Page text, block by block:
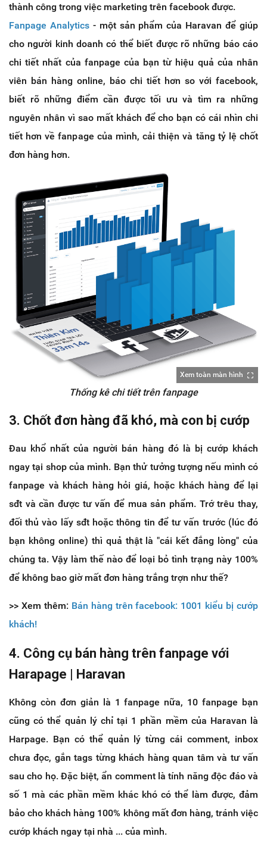
thành công trong việc marketing trên facebook được.
Fanpage Analytics- một sản phẩm của Haravan để giúp
cho người kinh doanh có thể biết được rõ những báo cáo
chi tiết nhất của fanpage của bạn từ hiệu quả của nhân
viên bán hàng online, báo chi tiết hơn so với facebook,
biết rõ những điểm cần được tối ưu và tìm ra những
nguyên nhân vì sao mất khách để cho bạn có cái nhìn chi
tiết hơn về fanpage của mình, cải thiện và tăng tỷ lệ chốt
đơn hàng hơn.
Xem toàn màn hình
Thống kê chi tiết trên fanpage
3. Chốt đơn hàng đã khó, mà con bị cướp
Đau khổ nhất của người bán hàng đó là bị cướp khách
ngay tại shop của mình. Bạn thử tưởng tượng nếu mình có
fanpage và khách hàng hỏi giá, hoặc khách hàng để lại
sđt và cần được tư vấn để mua sản phẩm. Trớ trêu thay,
đối thủ vào lấy sđt hoặc thông tin để tư vấn trước (lúc đó
bạn không online) thì quả thật là "cái kết đắng lòng" của
chúng ta. Vậy làm thế nào để loại bỏ tình trạng này 100%
để không bao giờ mất đơn hàng trắng trợn như thế?
>> Xem thêm: Bán hàng trên facebook: 1001 kiểu bị cướp
khách!
4. Công cụ bán hàng trên fanpage với
Harapage | Haravan
Không còn đơn giản là 1 fanpage nữa, 10 fanpage bạn
cũng có thể quản lý chỉ tại 1 phần mềm của Haravan là
Harpage. Bạn có thể quản lý từng cái comment, inbox
chưa đọc, gắn tags từng khách hàng quan tâm và tư vấn
sau cho họ. Đặc biệt, ẩn comment là tính năng độc đáo và
số 1 mà các phần mềm khác khó có thể làm được, đảm
bảo cho khách hàng 100% không mất đơn hàng, tránh việc
cướp khách ngay tại nhà ... của mình.